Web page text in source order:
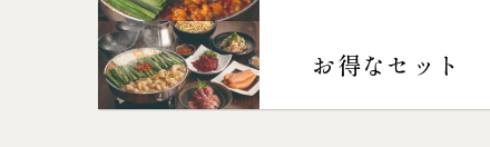
お得なセット